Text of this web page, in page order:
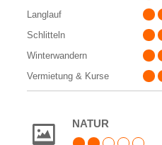
Langlauf
Schlitteln
Winterwandern
Vermietung & Kurse
NATUR